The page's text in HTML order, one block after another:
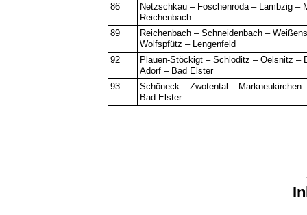
86
Netzschkau – Foschenroda – Lambzig –
Reichenbach
89
Reichenbach – Schneidenbach –
Wolfspfütz – Lengenfeld
92
Plauen-Stöckigt – Schloditz – Oelsnitz –
Adorf – Bad Elster
93
Schöneck – Zwotental – Markneukirchen
Bad Elster